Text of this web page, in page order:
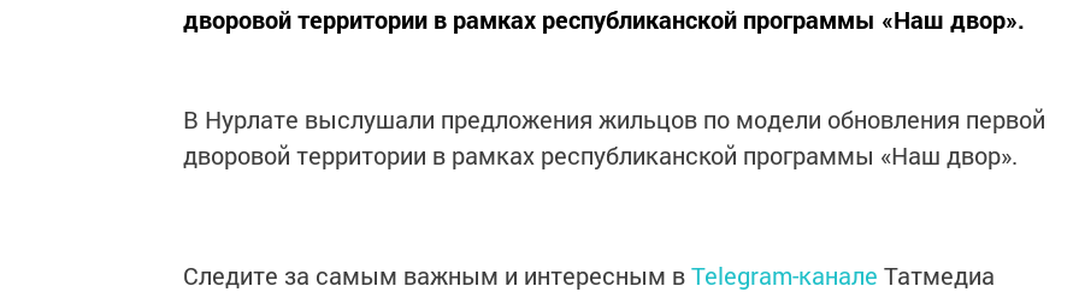
дворовой территории в рамках республиканской программы «Наш двор».
В Нурлате выслушали предложения жильцов по модели обновления первой
дворовой территории в рамках республиканской программы «Наш двор».
Следите за самым важным и интересным вTelegram-канале Татмедиа